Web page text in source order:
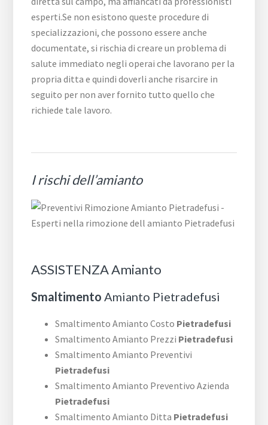
esperti.Se non esistono queste procedure di
specializzazioni, che possono essere anche
documentate, si rischia di creare un problema di
salute immediato negli operai che lavorano per la
propria ditta e quindi doverli anche risarcire in
seguito per non aver fornito tutto quello che
richiede tale lavoro.
I rischi dell’amianto
ASSISTENZA Amianto
Smaltimento Amianto Pietradefusi
Smaltimento Amianto Costo Pietradefusi
Smaltimento Amianto Prezzi Pietradefusi
Smaltimento Amianto Preventivi
Pietradefusi
Smaltimento Amianto Preventivo Azienda
Pietradefusi
Smaltimento Amianto Ditta Pietradefusi